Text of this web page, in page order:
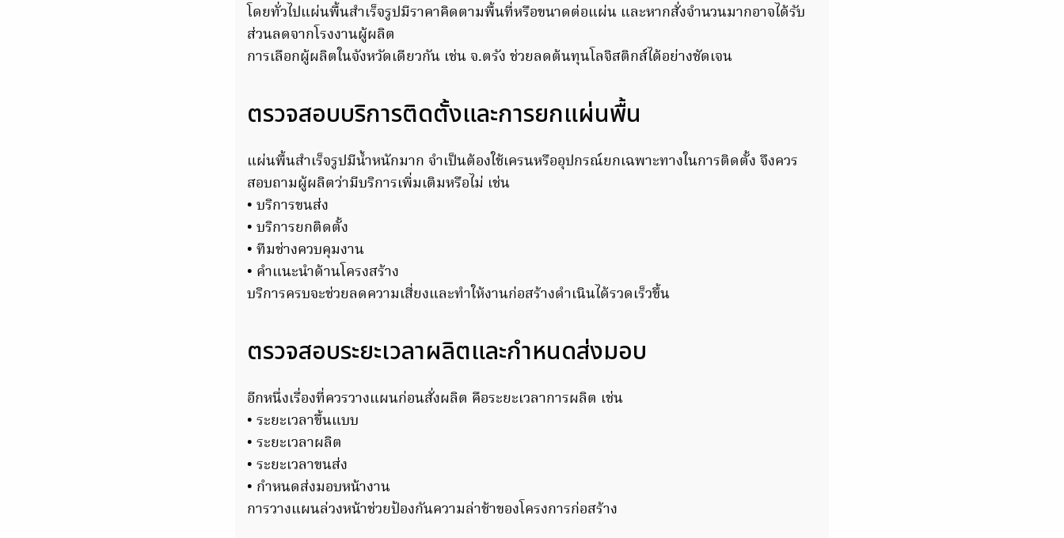
โดยทั่วไปแผ่นพื้นสำเร็จรูปมีราคาคิดตามพื้นที่หรือขนาดต่อแผ่น และหากสั่งจำนวนมากอาจได้รับ
ส่วนลดจากโรงงานผู้ผลิต
การเลือกผู้ผลิตในจังหวัดเดียวกัน เช่น จ.ตรัง ช่วยลดต้นทุนโลจิสติกส์ได้อย่างชัดเจน
ตรวจสอบบริการติดตั้งและการยกแผ่นพื้น
แผ่นพื้นสำเร็จรูปมีน้ำหนักมาก จำเป็นต้องใช้เครนหรืออุปกรณ์ยกเฉพาะทางในการติดตั้ง จึงควร
สอบถามผู้ผลิตว่ามีบริการเพิ่มเติมหรือไม่ เช่น
• บริการขนส่ง
• บริการยกติดตั้ง
• ทีมช่างควบคุมงาน
• คำแนะนำด้านโครงสร้าง
บริการครบจะช่วยลดความเสี่ยงและทำให้งานก่อสร้างดำเนินได้รวดเร็วขึ้น
ตรวจสอบระยะเวลาผลิตและกำหนดส่งมอบ
อีกหนึ่งเรื่องที่ควรวางแผนก่อนสั่งผลิต คือระยะเวลาการผลิต เช่น
• ระยะเวลาขึ้นแบบ
• ระยะเวลาผลิต
• ระยะเวลาขนส่ง
• กำหนดส่งมอบหน้างาน
การวางแผนล่วงหน้าช่วยป้องกันความล่าช้าของโครงการก่อสร้าง